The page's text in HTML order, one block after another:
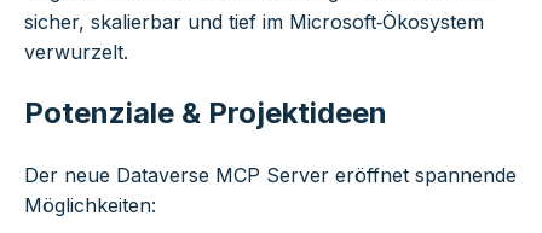
sicher, skalierbar und tief im Microsoft‑Ökosystem
verwurzelt.
Potenziale & Projektideen
Der neue Dataverse MCP Server eröffnet spannende
Möglichkeiten: